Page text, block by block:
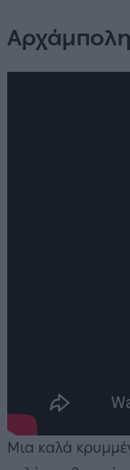
Αρχάμπολη
Μια καλά